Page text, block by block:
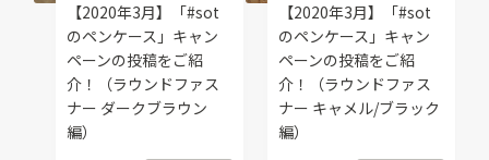
【2020年3月】「#sot
のペンケース」キャン
ペーンの投稿をご紹
介！（ラウンドファス
ナー ダークブラウン
編）
【2020年3月】「#sot
のペンケース」キャン
ペーンの投稿をご紹
介！（ラウンドファス
ナー キャメル/ブラック
編）